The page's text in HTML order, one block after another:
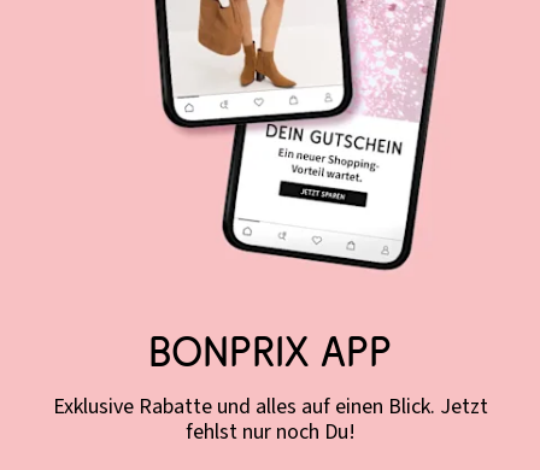
Bonprix App
Exklusive Rabatte und alles auf einen Blick. Jetzt
fehlst nur noch Du!